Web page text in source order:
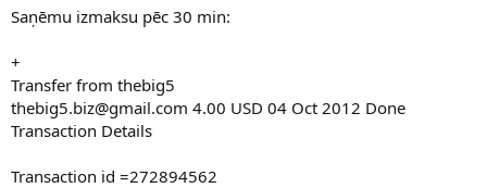
Saņēmu izmaksu pēc 30 min:
+
Transfer from thebig5
thebig5.biz@gmail.com 4.00 USD 04 Oct 2012 Done
Transaction Details
Transaction id =272894562